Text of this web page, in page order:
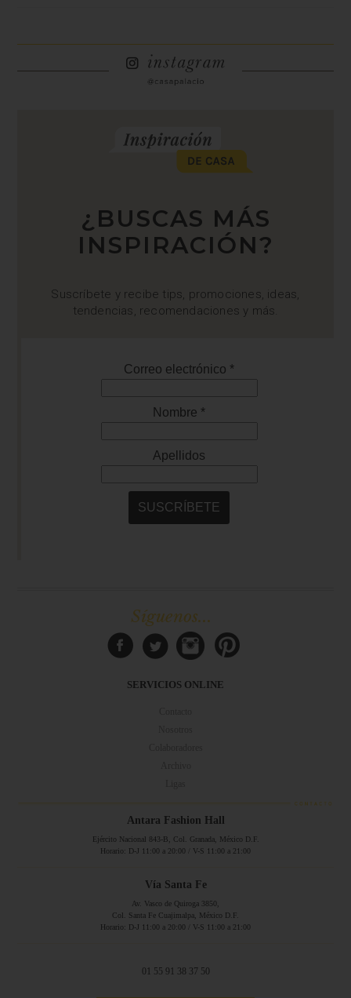
¿BUSCAS MÁS
INSPIRACIÓN?
Suscríbete y recibe tips, promociones, ideas,
tendencias, recomendaciones y más.
Síguenos...
SERVICIOS ONLINE
Antara Fashion Hall
Ejército Nacional 843-B, Col. Granada, México D.F.
Horario: D-J 11:00 a 20:00 / V-S 11:00 a 21:00
Vía Santa Fe
Av. Vasco de Quiroga 3850,
Col. Santa Fe Cuajimalpa, México D.F.
Horario: D-J 11:00 a 20:00 / V-S 11:00 a 21:00
01 55 91 38 37 50